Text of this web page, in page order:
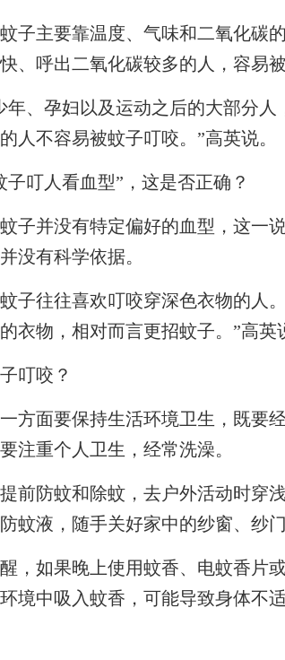
主要靠温度、气味和二氧化碳的
、呼出二氧化碳较多的人，容易被
、孕妇以及运动之后的大部分人
人不容易被蚊子叮咬。”高英说。
叮人看血型”，这是否正确？
并没有特定偏好的血型，这一
没有科学依据。
往往喜欢叮咬穿深色衣物的人。
衣物，相对而言更招蚊子。”高英
叮咬？
面要保持生活环境卫生，既要经
注重个人卫生，经常洗澡。
防蚊和除蚊，去户外活动时穿
蚊液，随手关好家中的纱窗、纱门
如果晚上使用蚊香、电蚊香片或
境中吸入蚊香，可能导致身体不